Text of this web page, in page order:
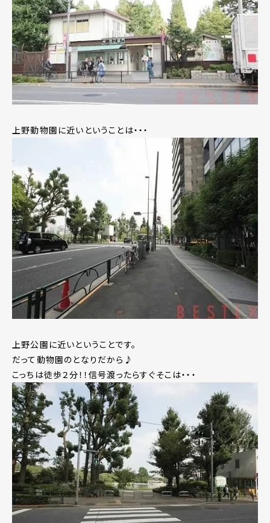
上野動物園に近いということは・・・
上野公園に近いということです。
だって動物園のとなりだから♪
こっちは徒歩２分！！信号渡ったらすぐそこは・・・